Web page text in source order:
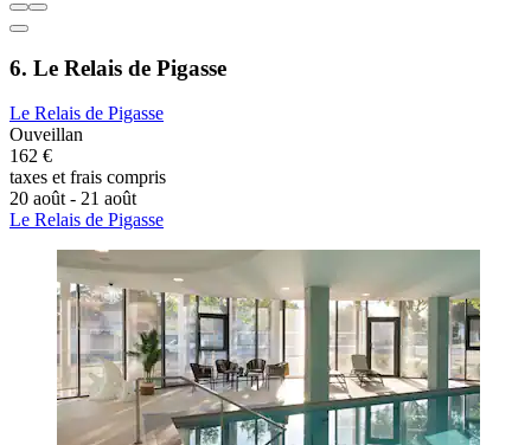
6. Le Relais de Pigasse
Le Relais de Pigasse
Ouveillan
162 €
taxes et frais compris
20 août - 21 août
Le Relais de Pigasse